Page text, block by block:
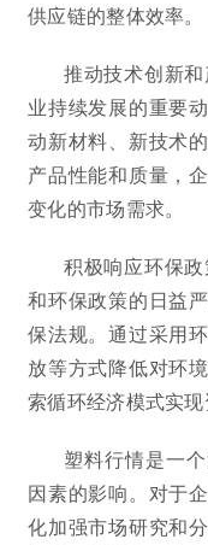
供应链的整体效率。
推动技术创新
业持续发展的重要
动新材料、新技术
产品性能和质量，
变化的市场需求。
积极响应环保
和环保政策的日益
保法规。通过采用
放等方式降低对环
索循环经济模式实现
塑料行情是一
因素的影响。对于
化加强市场研究和